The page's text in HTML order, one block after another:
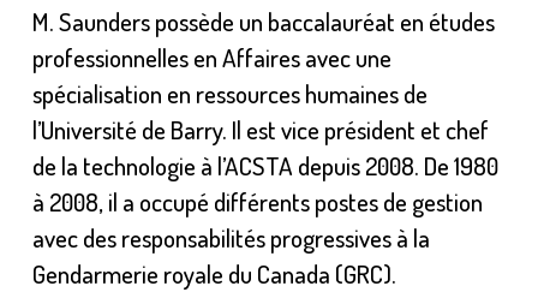
M. Saunders possède un baccalauréat en études
professionnelles en Affaires avec une
spécialisation en ressources humaines de
l’Université de Barry. Il est vice président et chef
de la technologie à l’ACSTA depuis 2008. De 1980
à 2008, il a occupé différents postes de gestion
avec des responsabilités progressives à la
Gendarmerie royale du Canada (GRC).